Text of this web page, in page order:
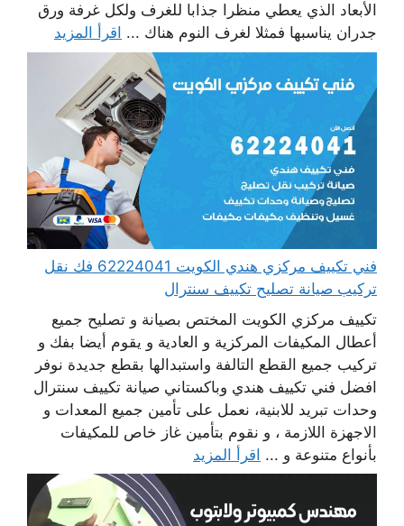
الأبعاد الذي يعطي منظرا جذابا للغرف ولكل غرفة ورق
جدران يناسبها فمثلا لغرف النوم هناك ... اقرأ المزيد
فني تكييف مركزي هندي الكويت 62224041 فك نقل
تركيب صيانة تصليح تكييف سنترال
تكييف مركزي الكويت المختص بصيانة و تصليح جميع
أعطال المكيفات المركزية و العادية و يقوم أيضا بفك و
تركيب جميع القطع التالفة واستبدالها بقطع جديدة نوفر
افضل فني تكييف هندي وباكستاني صيانة تكييف سنترال
وحدات تبريد للابنية، نعمل على تأمين جميع المعدات و
الاجهزة اللازمة ، و نقوم بتأمين غاز خاص للمكيفات
بأنواع متنوعة و ... اقرأ المزيد